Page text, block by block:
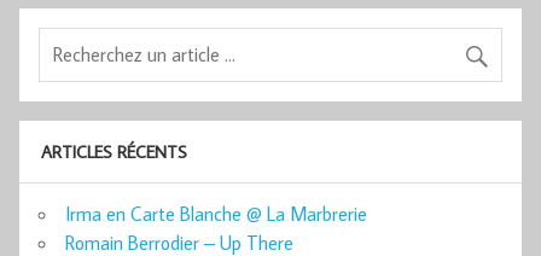
ARTICLES RÉCENTS
Irma en Carte Blanche @ La Marbrerie
Romain Berrodier – Up There